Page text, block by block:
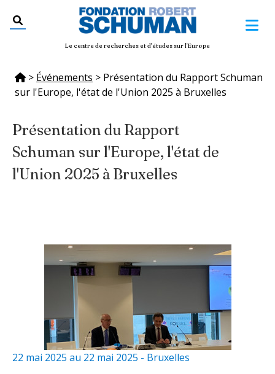
Le centre de recherches et d'études sur l'Europe
> Événements > Présentation du Rapport Schuman
sur l'Europe, l'état de l'Union 2025 à Bruxelles
Présentation du Rapport
Schuman sur l'Europe, l'état de
l'Union 2025 à Bruxelles
22 mai 2025 au 22 mai 2025 - Bruxelles